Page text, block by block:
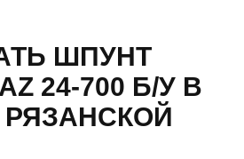
ШПУНТ
24-700 Б/У В